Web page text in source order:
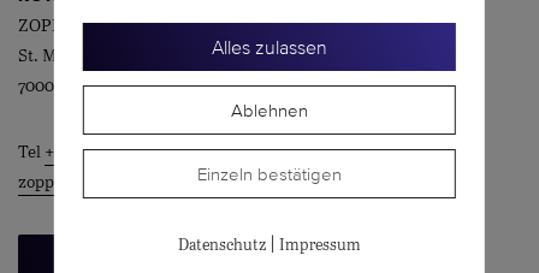
ZOPPI AG
St. Martinsplatz 1
7000 Chur
Tel +41 81 252 37 65
zoppi@zoppi.swiss
Beratungstermin vereinbaren
Alles zulassen
Ablehnen
Einzeln bestätigen
Datenschutz| Impressum